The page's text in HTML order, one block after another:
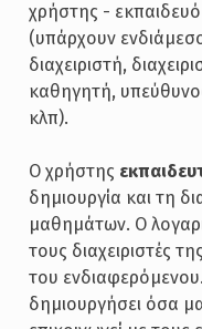
χρήστης -
(υπάρχουν
διαχειριστή,
καθηγητή,
κλπ).
Ο χρήστης
δημιουργία και τη
μαθημάτων. Ο
τους διαχειριστές
του
δημιουργήσει όσα